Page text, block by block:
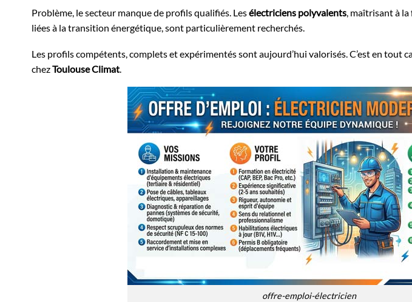
Problème, le secteur manque de profils qualifiés. Lesélectriciens polyvalents, maîtrisant à
liées à la transition énergétique, sont particulièrement recherchés.
Les profils compétents, complets et expérimentés sont aujourd’hui valorisés. C’est en tout
chezToulouse Climat.
offre-emploi-électricien